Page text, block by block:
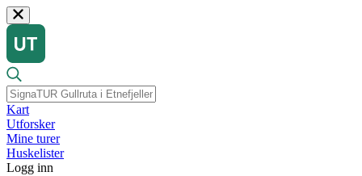
Kart
Utforsker
Mine turer
Huskelister
Logg inn